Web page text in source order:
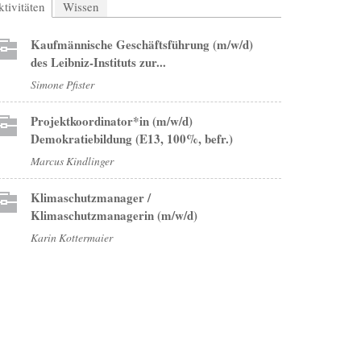
(aktiver Reiter)
Wissen
Kaufmännische Geschäftsführung (m/w/d)
des Leibniz-Instituts zur...
Simone Pfister
Projektkoordinator*in (m/w/d)
Demokratiebildung (E13, 100%, befr.)
Marcus Kindlinger
Klimaschutzmanager /
Klimaschutzmanagerin (m/w/d)
Karin Kottermaier